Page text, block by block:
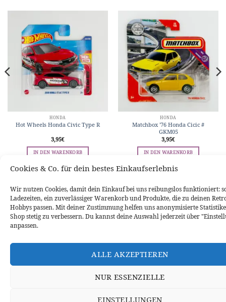
Cookies & Co. für dein bestes Einkaufserlebnis
Wir nutzen Cookies, damit dein Einkauf bei uns reibungslos funktioniert:
Ladezeiten, ein zuverlässiger Warenkorb und Produkte, die zu deinen
Hobbys passen. Mit deiner Zustimmung helfen uns anonymisierte
Shop stetig zu verbessern. Du kannst deine Auswahl jederzeit über
anpassen.
ALLE AKZEPTIEREN
NUR ESSENZIELLE
EINSTELLUNGEN
HONDA
Hot Wheels Honda Civic Type R
3,95€
IN DEN WARENKORB
HONDA
Matchbox ’76 Honda Cicic #
GKM05
3,95€
IN DEN WARENKORB
WIDERRUFSBELEHRUNG
DATENSCHUTZERKLÄRUNG
VERSANDINFORMATIONEN
ZAHLUNGSARTEN
IMPRESSUM
VERTRAG WIDERRUFEN